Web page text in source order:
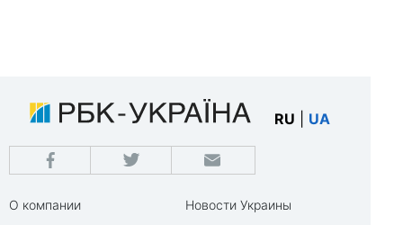
RU UA
О компании
Новости Украины